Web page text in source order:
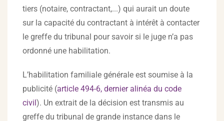
tiers (notaire, contractant,...) qui aurait un doute
sur la capacité du contractant à intérêt à contacter
le greffe du tribunal pour savoir si le juge n’a pas
ordonné une habilitation.
L’habilitation familiale générale est soumise à la
publicité (article 494-6, dernier alinéa du code
civil). Un extrait de la décision est transmis au
greffe du tribunal de grande instance dans le